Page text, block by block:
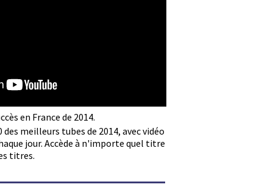
en France de 2014.
meilleurs tubes de 2014, avec vidéo
jour. Accède à n'importe quel titre
titres.